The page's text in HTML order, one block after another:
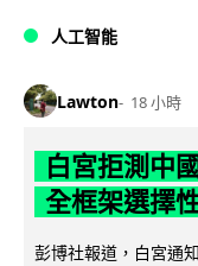
人工智能
Lawton 18 小時
白宮拒測中
全框架選擇
彭博社報道，白宮通